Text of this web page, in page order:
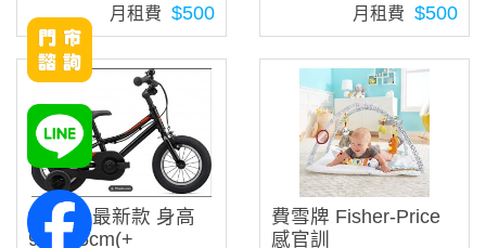
月租費 $500 月租費 $500
捷安特 最新款 身高
90-115cm(+
費雪牌 Fisher-Price
感官訓